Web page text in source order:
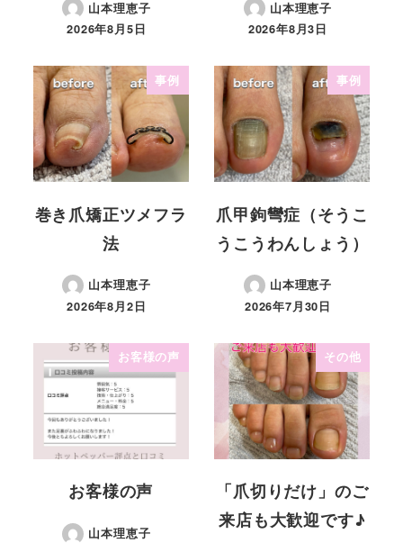
山本理恵子
2026年8月5日
山本理恵子
2026年8月3日
事例
巻き爪矯正ツメフラ
法
山本理恵子
2026年8月2日
事例
爪甲鉤彎症（そうこ
うこうわんしょう）
山本理恵子
2026年7月30日
お客様の声
お客様の声
山本理恵子
その他
「爪切りだけ」のご
来店も大歓迎です♪